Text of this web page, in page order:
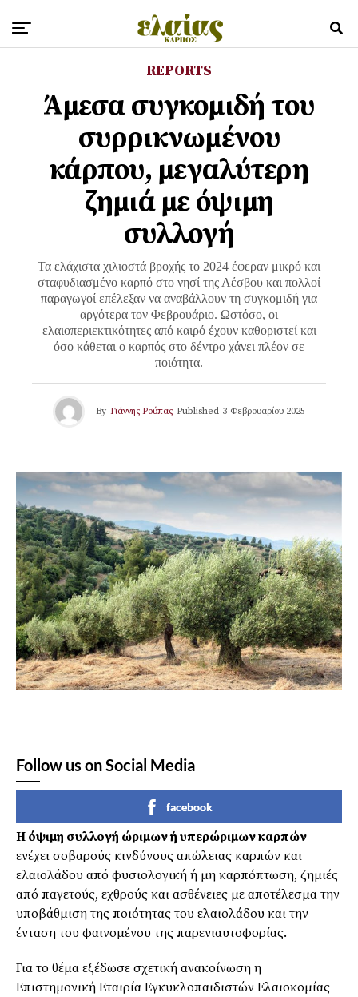
REPORTS
Άμεσα συγκομιδή του
συρρικνωμένου
κάρπου, μεγαλύτερη
ζημιά με όψιμη
συλλογή
Τα ελάχιστα χιλιοστά βροχής το 2024 έφεραν μικρό και
σταφυδιασμένο καρπό στο νησί της Λέσβου και πολλοί
παραγωγοί επέλεξαν να αναβάλλουν τη συγκομιδή για
αργότερα τον Φεβρουάριο. Ωστόσο, οι
ελαιοπεριεκτικότητες από καιρό έχουν καθοριστεί και
όσο κάθεται ο καρπός στο δέντρο χάνει πλέον σε
ποιότητα.
By Γιάννης Ρούπας Published 3 Φεβρουαρίου 2025
Follow us on Social Media
facebook
Η όψιμη συλλογή ώριμων ή υπερώριμων καρπών
ενέχει σοβαρούς κινδύνους απώλειας καρπών και
ελαιολάδου από φυσιολογική ή μη καρπόπτωση, ζημιές
από παγετούς, εχθρούς και ασθένειες με αποτέλεσμα την
υποβάθμιση της ποιότητας του ελαιολάδου και την
ένταση του φαινομένου της παρενιαυτοφορίας.
Για το θέμα εξέδωσε σχετική ανακοίνωση η
Επιστημονική Εταιρία Εγκυκλοπαιδιστών Ελαιοκομίας